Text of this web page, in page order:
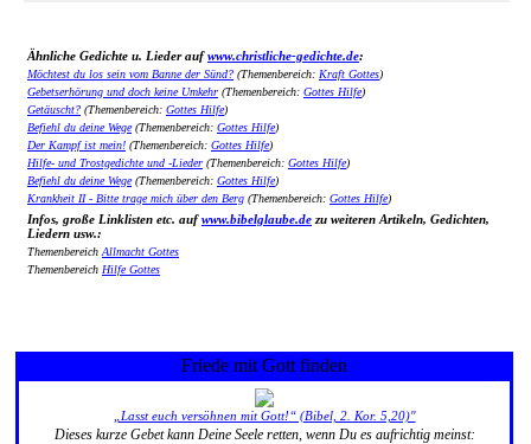
Ähnliche Gedichte u. Lieder aufwww.christliche-gedichte.de:
Möchtest du los sein vom Banne der Sünd? (Themenbereich: Kraft Gottes)
Gebetserhörung und doch keine Umkehr (Themenbereich: Gottes Hilfe)
Getäuscht? (Themenbereich: Gottes Hilfe)
Befiehl du deine Wege(Themenbereich: Gottes Hilfe)
Der Kampf ist mein! (Themenbereich: Gottes Hilfe)
Hilfe- und Trostgedichte und -Lieder (Themenbereich: Gottes Hilfe)
Befiehl du deine Wege(Themenbereich: Gottes Hilfe)
Krankheit II - Bitte trage mich über den Berg (Themenbereich: Gottes Hilfe)
Infos, große Linklisten etc. aufwww.bibelglaube.de zu weiteren Artikeln, Gedichten,
Liedern usw.:
ThemenbereichAllmacht Gottes
Themenbereich Hilfe Gottes
Friede mit Gott finden
„Lasst euch versöhnen mit Gott!“ (Bibel, 2. Kor. 5,20)"
Dieses kurze Gebet kann Deine Seele retten, wenn Du es aufrichtig meinst: